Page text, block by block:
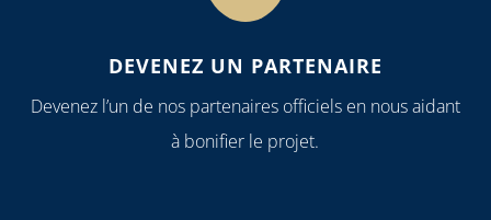
DEVENEZ UN PARTENAIRE
Devenez l’un de nos partenaires officiels en nous aidant
à bonifier le projet.